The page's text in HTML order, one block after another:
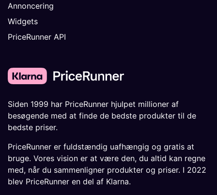
Annoncering
Widgets
PriceRunner API
Siden 1999 har PriceRunner hjulpet millioner af
besøgende med at finde de bedste produkter til de
bedste priser.
PriceRunner er fuldstændig uafhængig og gratis at
bruge. Vores vision er at være den, du altid kan regne
med, når du sammenligner produkter og priser. I 2022
blev PriceRunner en del af Klarna.